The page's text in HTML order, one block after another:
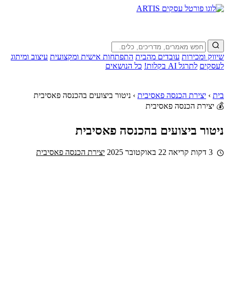
שיווק ומכירות עובדים מהבית התפתחות אישית ומקצועית עיצוב ומיתוג
לעסקים לתרגל AI בקלות! כל הנושאים
בית › יצירת הכנסה פאסיבית › ניטור ביצועים בהכנסה פאסיבית
💰 יצירת הכנסה פאסיבית
ניטור ביצועים בהכנסה פאסיבית
22 באוקטובר 2025 יצירת הכנסה פאסיבית